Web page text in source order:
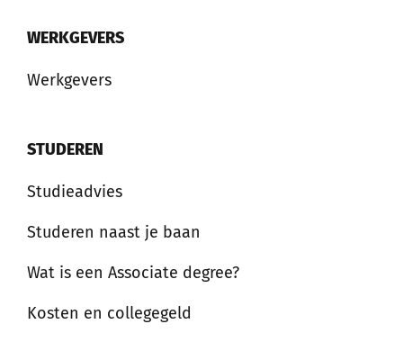
WERKGEVERS
Werkgevers
STUDEREN
Studieadvies
Studeren naast je baan
Wat is een Associate degree?
Kosten en collegegeld